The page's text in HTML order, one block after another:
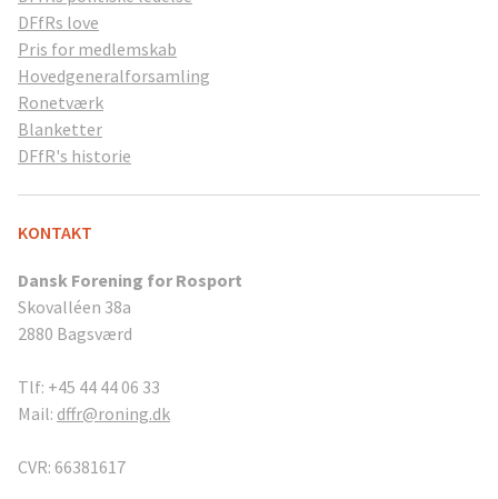
DFfRs love
Pris for medlemskab
Hovedgeneralforsamling
Ronetværk
Blanketter
DFfR's historie
KONTAKT
Dansk Forening for Rosport
Skovalléen 38a
2880 Bagsværd
Tlf: +45 44 44 06 33
Mail: dffr@roning.dk
CVR: 66381617